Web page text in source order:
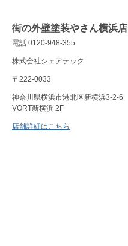
街の外壁塗装やさん横浜店
電話 0120-948-355
株式会社シェアテック
〒222-0033
神奈川県横浜市港北区新横浜3-2-6
VORT新横浜 2F
店舗詳細はこちら